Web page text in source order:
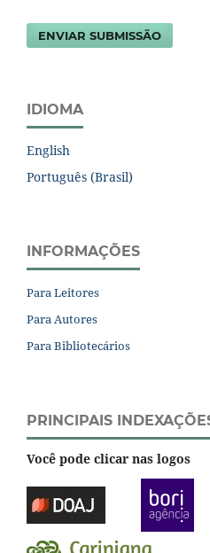
ENVIAR SUBMISSÃO
IDIOMA
English
Português (Brasil)
INFORMAÇÕES
Para Leitores
Para Autores
Para Bibliotecários
PRINCIPAIS
Você pode clicar nas logos